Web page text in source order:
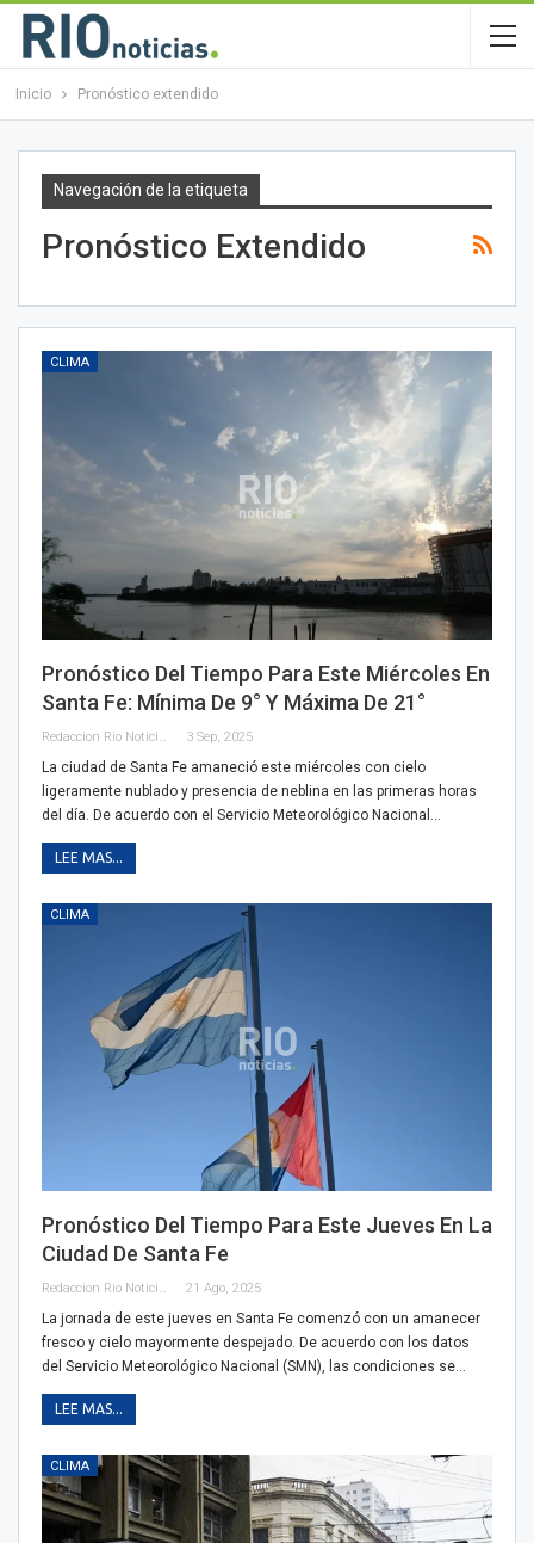
Inicio Pronóstico extendido
Navegación de la etiqueta
Pronóstico Extendido
CLIMA
Pronóstico Del Tiempo Para Este Miércoles En
Santa Fe: Mínima De 9° Y Máxima De 21°
3 Sep, 2025
La ciudad de Santa Fe amaneció este miércoles con cielo
ligeramente nublado y presencia de neblina en las primeras horas
del día. De acuerdo con el Servicio Meteorológico Nacional…
LEE MAS...
CLIMA
Pronóstico Del Tiempo Para Este Jueves En La
Ciudad De Santa Fe
Redaccion Rio Noticias 21 Ago, 2025
La jornada de este jueves en Santa Fe comenzó con un amanecer
fresco y cielo mayormente despejado. De acuerdo con los datos
del Servicio Meteorológico Nacional (SMN), las condiciones se…
LEE MAS...
CLIMA